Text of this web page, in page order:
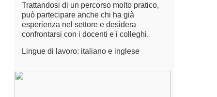
Trattandosi di un percorso molto pratico,
può partecipare anche chi ha già
esperienza nel settore e desidera
confrontarsi con i docenti e i colleghi.
Lingue di lavoro: italiano e inglese